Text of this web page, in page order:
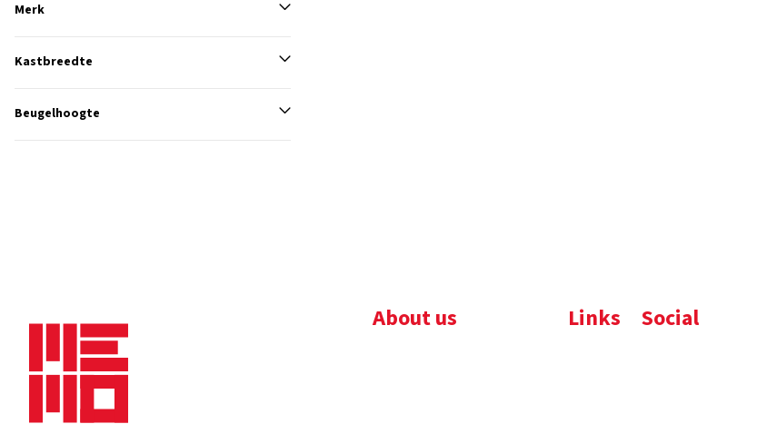
Merk
Kastbreedte
Beugelhoogte
About us Links Social